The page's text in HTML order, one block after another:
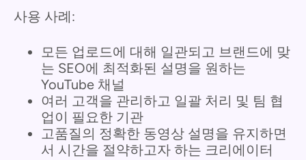
사용 사례:
모든 업로드에 대해 일관되고 브랜드에 맞
는 SEO에 최적화된 설명을 원하는
YouTube 채널
여러 고객을 관리하고 일괄 처리 및 팀 협
업이 필요한 기관
고품질의 정확한 동영상 설명을 유지하면
서 시간을 절약하고자 하는 크리에이터